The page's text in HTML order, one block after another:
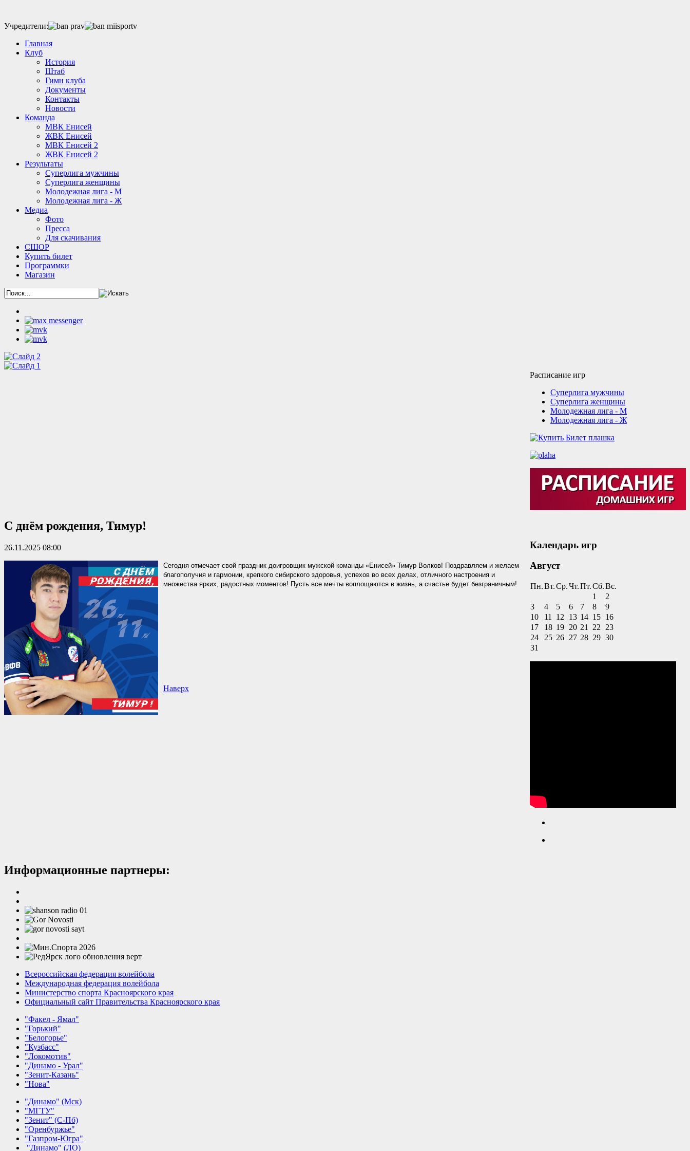
Учредители:
Главная
Клуб
История
Штаб
Гимн клуба
Документы
Контакты
Новости
Команда
МВК Енисей
ЖВК Енисей
МВК Енисей 2
ЖВК Енисей 2
Результаты
Суперлига мужчины
Суперлига женщины
Молодежная лига - М
Молодежная лига - Ж
Медиа
Фото
Пресса
Для скачивания
СШОР
Купить билет
Программки
Магазин
С днём рождения, Тимур!
26.11.2025 08:00
Сегодня отмечает свой праздник доигровщик мужской команды «Енисей» Тимур Волков! Поздравляем и желаем
благополучия и гармонии, крепкого сибирского здоровья, успехов во всех делах, отличного настроения и
множества ярких, радостных моментов! Пусть все мечты воплощаются в жизнь, а счастье будет безграничным!
Наверх
Расписание игр
Суперлига мужчины
Суперлига женщины
Молодежная лига - М
Молодежная лига - Ж
Календарь игр
Август
Пн.Вт.Ср.Чт.Пт.Сб.Вс.
1
2
3
4 5 6 7 8
9
10
11 12 13 14 15 16
17
18 19 20 21 22
23
24
25 26 27 28 29 30
31
Информационные партнеры:
Всероссийская федерация волейбола
Международная федерация волейбола
Министерство спорта Красноярского края
Официальный сайт Правительства Красноярского края
"Факел - Ямал"
"Горький"
"Белогорье"
"Кузбасс"
"Локомотив"
"Динамо - Урал"
"Зенит-Казань"
"Нова"
"Динамо" (Мск)
"МГТУ"
"Зенит" (С-Пб)
"Оренбуржье"
"Газпром-Югра"
"Динамо" (ЛО)